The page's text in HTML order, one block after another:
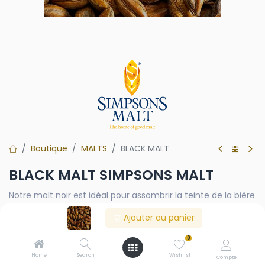
Ajouter au panier
Home Search
0
Wishlist Compte
Boutique MALTS BLACK MALT
BLACK MALT SIMPSONS MALT
Notre malt noir est idéal pour assombrir la teinte de la bière
sans lui conférer trop d'astringence ni de torréfaction. Son
goût est étonnamment neutre, avec une sécheresse
distincte qui en fait un produit d'une polyvalence
incroyable.